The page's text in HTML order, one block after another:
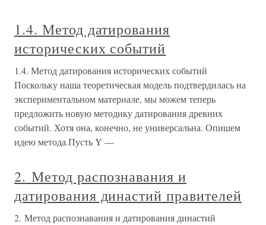
1.4. Метод датирования
исторических событий
1.4. Метод датирования исторических событий
Поскольку наша теоретическая модель подтвердилась на
экспериментальном материале, мы можем теперь
предложить новую методику датирования древних
событий. Хотя она, конечно, не универсальна. Опишем
идею метода.Пусть Y —
2. Метод распознавания и
датирования династий правителей
2. Метод распознавания и датирования династий